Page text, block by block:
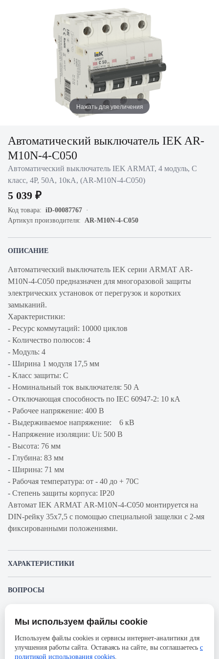
Нажать для увеличения
Автоматический выключатель IEK AR-
M10N-4-C050
Автоматический выключатель IEK ARMAT, 4 модуль, C
класс, 4P, 50А, 10кА, (AR-M10N-4-C050)
5 039 ₽
Код товара: iD-00087767
Артикул производителя: AR-M10N-4-C050
ОПИСАНИЕ
Автоматический выключатель IEK серии ARMAT AR-
M10N-4-C050 предназначен для многоразовой защиты
электрических установок от перегрузок и коротких
замыканий.
Характеристики:
- Ресурс коммутаций: 10000 циклов
- Количество полюсов: 4
- Модуль: 4
- Ширина 1 модуля 17,5 мм
- Класс защиты: C
- Номинальный ток выключателя: 50 А
- Отключающая способность по IEC 60947-2: 10 кА
- Рабочее напряжение: 400 В
- Выдерживаемое напряжение: 6 кВ
- Напряжение изоляции: Ui: 500 В
- Высота: 76 мм
- Глубина: 83 мм
- Ширина: 71 мм
- Рабочая температура: от - 40 до + 70С
- Степень защиты корпуса: IP20
Автомат IEK ARMAT AR-M10N-4-C050 монтируется на
DIN-рейку 35x7,5 с помощью специальной защелки с 2-мя
фиксированными положениями.
ХАРАКТЕРИСТИКИ
Производитель
Серия
ARMAT
ВОПРОСЫ
Пожалуйста, авторизуйтесь, чтобы иметь
Представленные изображения и характеристики могут отличаться от реального
без предварительного уведомления. Компания АйДистрибьют не несёт
ответственности в случае не соответствия текущей модели товаров фотографиям,
размещённым в карточке товара.
Мы используем файлы cookie
Используем файлы cookies и сервисы интернет-аналитики для
улучшения работы сайта. Оставаясь на сайте, вы соглашаетесь с
политикой использования cookies.